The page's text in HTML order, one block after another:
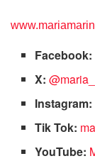
Facebook:
X:
Instagram:
Tik Tok:
YouTube: